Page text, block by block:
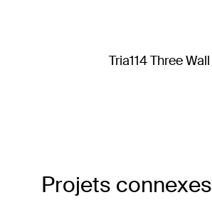
Tria114 Three Wall
Projets connexes